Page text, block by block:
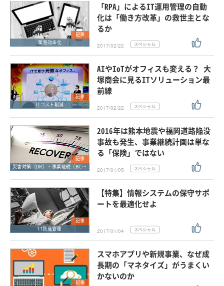
記事
業務効率化
「RPA」によるIT運用管理の自動
化は「働き方改革」の救世主とな
るか
2017/02/22
記事
ITコスト削減
AIやIoTがオフィスも変える？ 大
塚商会に見るITソリューション最
前線
2017/02/22
記事
災害対策（DR）・事業継続（BCP）
2016年は熊本地震や福岡道路陥没
事故も発生、事業継続計画は単な
る「保険」ではない
2017/01/05
記事
IT資産管理
【特集】情報システムの保守サポ
ートを最適化せよ
2017/01/04
記事
スマホアプリや新規事業、なぜ成
長期の「マネタイズ」がうまくい
かないのか